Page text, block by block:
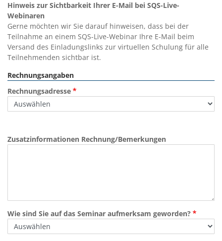
Hinweis zur Sichtbarkeit Ihrer E-Mail bei SQS-Live-
Webinaren
Gerne möchten wir Sie darauf hinweisen, dass bei der
Teilnahme an einem SQS-Live-Webinar Ihre E-Mail beim
Versand des Einladungslinks zur virtuellen Schulung für alle
Teilnehmenden sichtbar ist.
Rechnungsangaben
Rechnungsadresse
Zusatzinformationen Rechnung/Bemerkungen
Wie sind Sie auf das Seminar aufmerksam geworden?